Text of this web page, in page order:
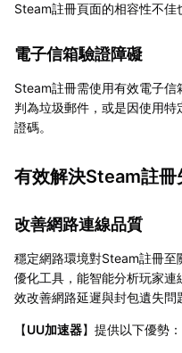
Steam註冊頁面的相容性不佳
電子信箱驗證障礙
Steam註冊需使用有效電子
判為垃圾郵件，或是因使用
證碼。
有效解決Steam註冊
改善網路連線品質
穩定網路環境對Steam註冊至
優化工具，能智能分析玩家
效改善網路延遲與封包遺失問
【UU加速器】提供以下優勢：